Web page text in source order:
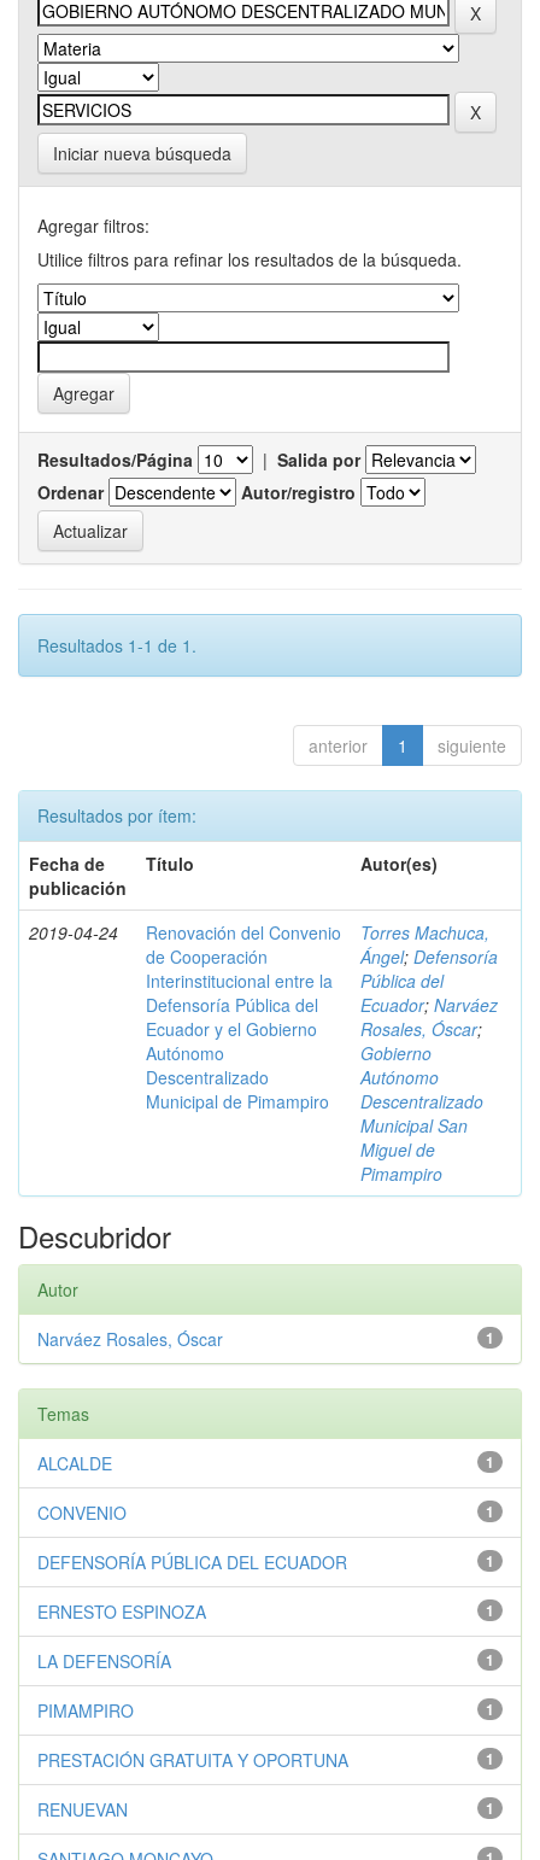
Iniciar nueva búsqueda
Agregar filtros:
Utilice filtros para refinar los resultados de la búsqueda.
Resultados/Página | Salida por
Ordenar
Autor/registro
Resultados 1-1 de 1.
anterior 1 siguiente
Resultados por ítem:
Fecha de
publicación
Título Autor(es)
2019-04-24
Renovación del Convenio
de Cooperación
Interinstitucional entre la
Defensoría Pública del
Ecuador y el Gobierno
Autónomo
Descentralizado
Municipal de Pimampiro
Torres Machuca,
Ángel; Defensoría
Pública del
Ecuador; Narváez
Rosales, Óscar;
Gobierno
Autónomo
Descentralizado
Municipal San
Miguel de
Pimampiro
Descubridor
Autor
1
Narváez Rosales, Óscar
Temas
1
ALCALDE
1
CONVENIO
1
DEFENSORÍA PÚBLICA DEL ECUADOR
1
ERNESTO ESPINOZA
1
LA DEFENSORÍA
1
PIMAMPIRO
1
PRESTACIÓN GRATUITA Y OPORTUNA
1
RENUEVAN